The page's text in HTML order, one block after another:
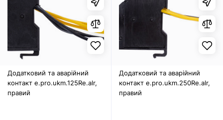
Додатковий та аварійний
контакт e.pro.ukm.125Re.alr,
правий
Додатковий та аварійний
контакт e.pro.ukm.250Re.alr,
правий